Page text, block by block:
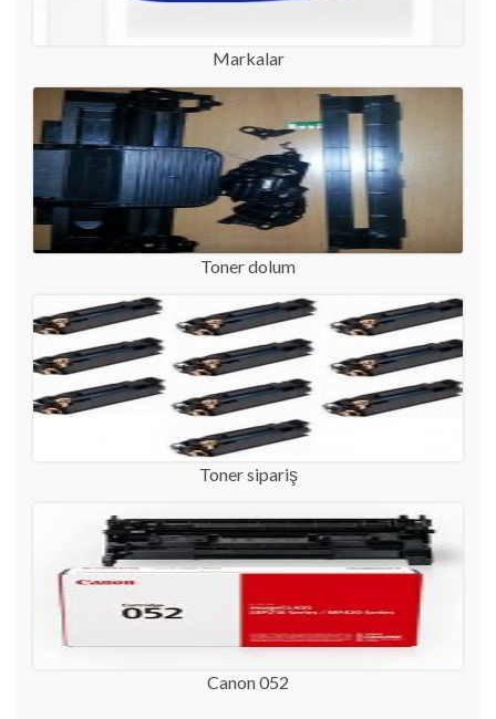
Markalar
Toner dolum
Toner sipariş
Canon 052